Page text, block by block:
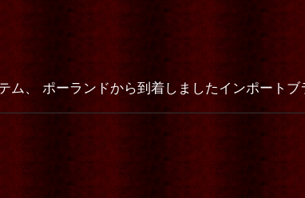
、 ポーランドから到着しましたインポート